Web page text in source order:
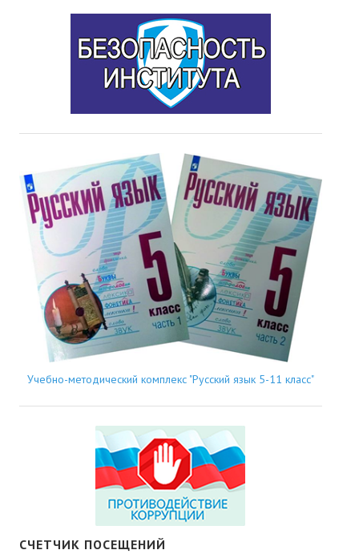
Учебно-методический комплекс "Русский язык 5-11 класс"
СЧЕТЧИК ПОСЕЩЕНИЙ